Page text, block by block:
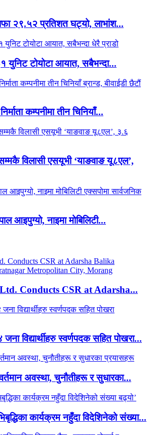
२९.५२ प्रतिशत घट्यो, लाभांश...
युनिट टोयोटा आयात, सबैभन्दा...
कम्पनीमा तीन चिनियाँ...
विलासी एसयूभी ‘याङवाङ यू८एल’,
आइपुग्यो, नाइमा मोबिलिटी...
Conducts CSR at Adarsha...
विद्यार्थीहरु स्वर्णपदक सहित पोखरा...
अवस्था, चुनौतीहरू र सुधारका...
कार्यक्रम नहुँदा विदेशिनेको संख्या...